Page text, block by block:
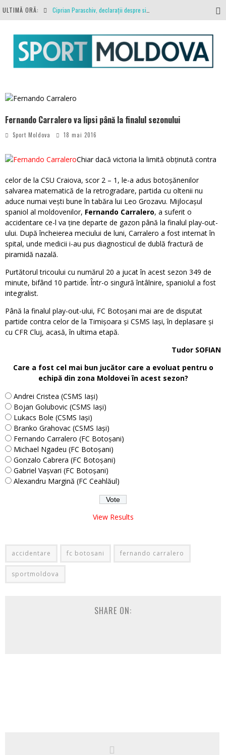
ULTIMĂ ORĂ:
O repriză executați de arbitru, o repriză executați de propriul joc
Fernando Carralero va lipsi până la finalul sezonului
Sport Moldova 18 mai 2016
Chiar dacă victoria la limită obținută contra
celor de la CSU Craiova, scor 2 – 1, le-a adus botoșănenilor
salvarea matematică de la retrogradare, partida cu oltenii nu
aduce numai vești bune în tabăra lui Leo Grozavu. Mijlocașul
spaniol al moldovenilor, Fernando Carralero, a suferit o
accidentare ce-l va ține departe de gazon până la finalul play-out-
ului. După încheierea meciului de luni, Carralero a fost internat în
spital, unde medicii i-au pus diagnosticul de dublă fractură de
piramidă nazală.
Purtătorul tricoului cu numărul 20 a jucat în acest sezon 349 de
minute, bifând 10 partide. Într-o singură întâlnire, spaniolul a fost
integralist.
Până la finalul play-out-ului, FC Botoșani mai are de disputat
partide contra celor de la Timișoara și CSMS Iași, în deplasare și
cu CFR Cluj, acasă, în ultima etapă.
Tudor SOFIAN
Care a fost cel mai bun jucător care a evoluat pentru o
echipă din zona Moldovei în acest sezon?
Andrei Cristea (CSMS Iași)
Bojan Golubovic (CSMS Iași)
Lukacs Bole (CSMS Iași)
Branko Grahovac (CSMS Iași)
Fernando Carralero (FC Botoșani)
Michael Ngadeu (FC Botoșani)
Gonzalo Cabrera (FC Botoșani)
Gabriel Vașvari (FC Botoșani)
Alexandru Margină (FC Ceahlăul)
View Results
accidentare fc botosani fernando carralero
sportmoldova
SHARE ON: